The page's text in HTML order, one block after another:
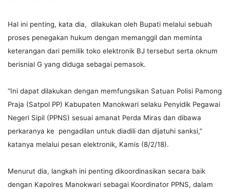
Hal ini penting, kata dia, dilakukan oleh Bupati melalui sebuah
proses penegakan hukum dengan memanggil dan meminta
keterangan dari pemilik toko elektronik BJ tersebut serta oknum
berisnial G yang diduga sebagai pemasok.
“Ini dapat dilakukan dengan memfungsikan Satuan Polisi Pamong
Praja (Satpol PP) Kabupaten Manokwari selaku Penyidik Pegawai
Negeri Sipil (PPNS) sesuai amanat Perda Miras dan dibawa
perkaranya ke pengadilan untuk diadili dan dijatuhi sanksi,”
katanya melalui pesan elektronik, Kamis (8/2/18).
Menurut dia, langkah ini penting dikoordinasikan secara baik
dengan Kapolres Manokwari sebagai Koordinator PPNS, dalam